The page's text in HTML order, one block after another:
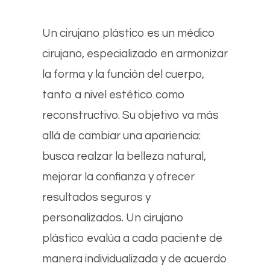
Un cirujano plástico es un médico
cirujano, especializado en armonizar
la forma y la función del cuerpo,
tanto a nivel estético como
reconstructivo. Su objetivo va más
allá de cambiar una apariencia:
busca realzar la belleza natural,
mejorar la confianza y ofrecer
resultados seguros y
personalizados. Un cirujano
plástico evalúa a cada paciente de
manera individualizada y de acuerdo